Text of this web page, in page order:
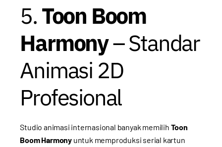
5.Toon Boom
Harmony– Standar
Animasi 2D
Profesional
Studio animasi internasional banyak memilih Toon
Boom Harmonyuntuk memproduksi serial kartun